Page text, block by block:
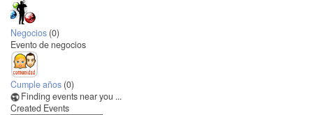
Negocios (0)
Evento de negocios
Cumple años (0)
Finding events near you ...
Created Events